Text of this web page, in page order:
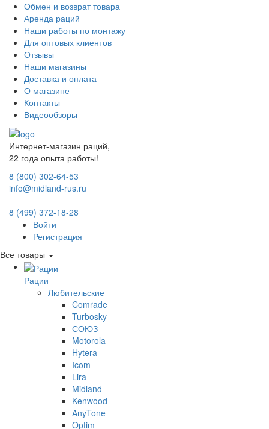
Обмен и возврат товара
Аренда раций
Наши работы по монтажу
Для оптовых клиентов
Отзывы
Наши магазины
Доставка и оплата
О магазине
Контакты
Видеообзоры
Интернет-магазин раций,
22 года опыта работы!
8 (800) 302-64-53
info@midland-rus.ru
8 (499) 372-18-28
Войти
Регистрация
Все товары
Рации
Любительские
Comrade
Turbosky
СОЮЗ
Motorola
Hytera
Icom
Lira
Midland
Kenwood
AnyTone
Optim